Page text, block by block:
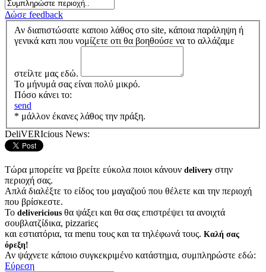
Δώσε feedback
Αν διαπιστώσατε καποιο λάθος στο site, κάποια παράληψη ή
γενικά κατι που νομίζετε οτι θα βοηθούσε να το αλλάζαμε
στείλτε μας εδώ.
Το μήνυμά σας είναι πολύ μικρό.
Πόσο κάνει το:
send
* μάλλον έκανες λάθος την πράξη.
DeliVERIcious News:
Τώρα μπορείτε να βρείτε εύκολα ποιοι κάνουν delivery στην
περιοχή σας.
Απλά διαλέξτε το είδος του μαγαζιού που θέλετε και την περιοχή
που βρίσκεστε.
Το delivericious θα ψάξει και θα σας επιστρέψει τα ανοιχτά
σουβλατζίδικα, pizzariες
και εστιατόρια, τα menu τους και τα τηλέφωνά τους. Καλή σας
όρεξη!
Αν ψάχνετε κάποιο συγκεκριμένο κατάστημα, συμπληρώστε εδώ:
Εύρεση